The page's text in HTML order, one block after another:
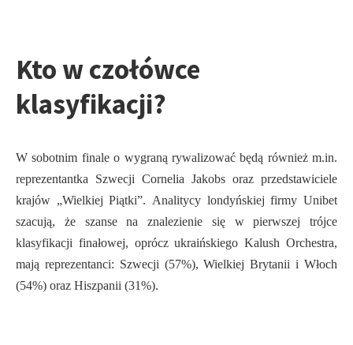
Kto w czołówce
klasyfikacji?
W sobotnim finale o wygraną rywalizować będą również m.in.
reprezentantka Szwecji Cornelia Jakobs oraz przedstawiciele
krajów „Wielkiej Piątki”. Analitycy londyńskiej firmy Unibet
szacują, że szanse na znalezienie się w pierwszej trójce
klasyfikacji finałowej, oprócz ukraińskiego Kalush Orchestra,
mają reprezentanci: Szwecji (57%), Wielkiej Brytanii i Włoch
(54%) oraz Hiszpanii (31%).